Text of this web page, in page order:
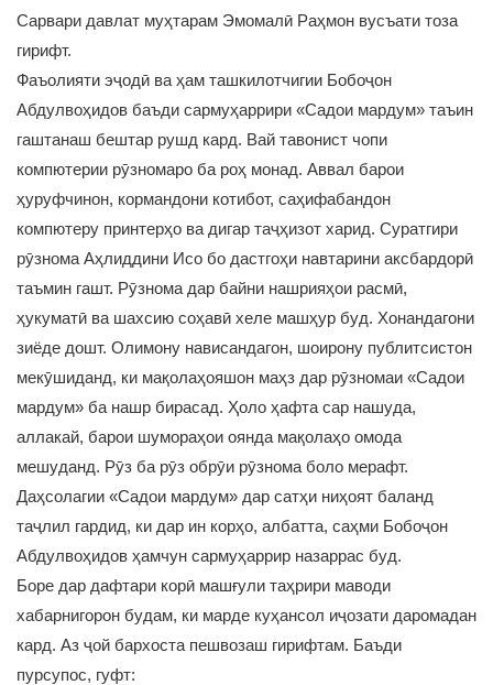
Сарвари давлат муҳтарам Эмомалӣ Раҳмон вусъати тоза
гирифт.
Фаъолияти эҷодӣ ва ҳам ташкилотчигии Бобоҷон
Абдулвоҳидов баъди сармуҳаррири «Садои мардум» таъин
гаштанаш бештар рушд кард. Вай тавонист чопи
компютерии рӯзномаро ба роҳ монад. Аввал барои
ҳуруфчинон, кормандони котибот, саҳифабандон
компютеру принтерҳо ва дигар таҷҳизот харид. Суратгири
рӯзнома Аҳлиддини Исо бо дастгоҳи навтарини аксбардорӣ
таъмин гашт. Рӯзнома дар байни нашрияҳои расмӣ,
ҳукуматӣ ва шахсию соҳавӣ хеле машҳур буд. Хонандагони
зиёде дошт. Олимону нависандагон, шоирону публитсистон
мекӯшиданд, ки мақолаҳояшон маҳз дар рӯзномаи «Садои
мардум» ба нашр бирасад. Ҳоло ҳафта сар нашуда,
аллакай, барои шумораҳои оянда мақолаҳо омода
мешуданд. Рӯз ба рӯз обрӯи рӯзнома боло мерафт.
Даҳсолагии «Садои мардум» дар сатҳи ниҳоят баланд
таҷлил гардид, ки дар ин корҳо, албатта, саҳми Бобоҷон
Абдулвоҳидов ҳамчун сармуҳаррир назаррас буд.
Боре дар дафтари корӣ машғули таҳрири маводи
хабарнигорон будам, ки марде куҳансол иҷозати даромадан
кард. Аз ҷой бархоста пешвозаш гирифтам. Баъди
пурсупос, гуфт: